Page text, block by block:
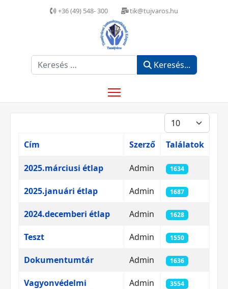
+36 (49) 548- 300 tik@tujvaros.hu
Keresés... Keresés...
Tételek #
Cím Szerző Találatok
2025.márciusi étlap Admin 1634
2025.januári étlap Admin 1687
2024.decemberi étlap Admin 1628
Teszt Admin 1550
Dokumentumtár Admin 1636
Vagyonvédelmi
Admin 3554